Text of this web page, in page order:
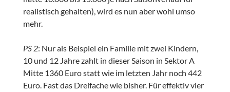
realistisch gehalten), wird es nun aber wohl umso
mehr.
PS 2: Nur als Beispiel ein Familie mit zwei Kindern,
10 und 12 Jahre zahlt in dieser Saison in Sektor A
Mitte 1360 Euro statt wie im letzten Jahr noch 442
Euro. Fast das Dreifache wie bisher. Für effektiv vier